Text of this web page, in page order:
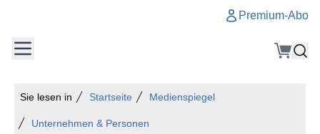
Premium-Abo
Sie lesen in Startseite Medienspiegel
Unternehmen & Personen